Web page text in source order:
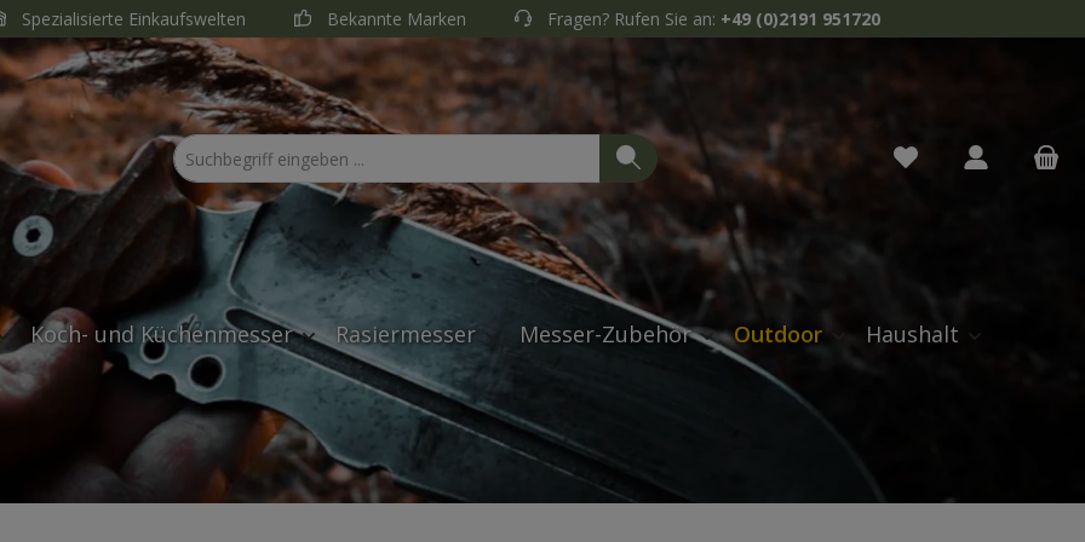
Spezialisierte Einkaufswelten Bekannte Marken Fragen? Rufen Sie an: +49 (0)2191 951720
Koch- und Küchenmesser Rasiermesser Messer-Zubehör Outdoor Haushalt